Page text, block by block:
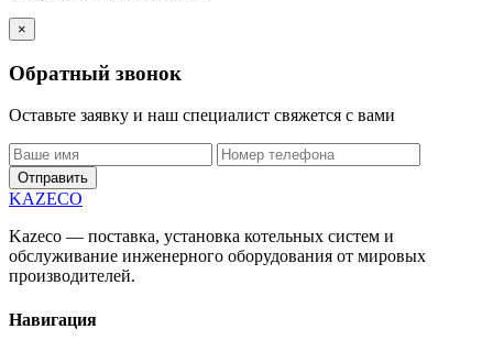
×
Обратный звонок
Оставьте заявку и наш специалист свяжется с вами
Отправить
KAZECO
Kazeco — поставка, установка котельных систем и
обслуживание инженерного оборудования от мировых
производителей.
Навигация